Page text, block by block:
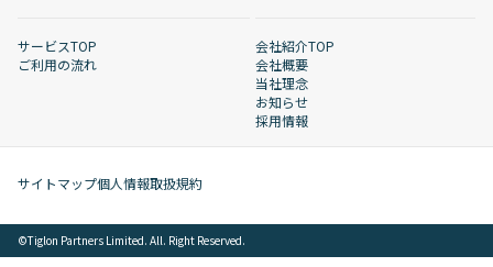
サービスTOP
ご利用の流れ
会社紹介TOP
会社概要
当社理念
お知らせ
採用情報
サイトマップ個人情報取扱規約
©︎Tiglon Partners Limited. All. Right Reserved.